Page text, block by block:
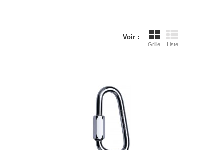
Voir :
Grille Liste